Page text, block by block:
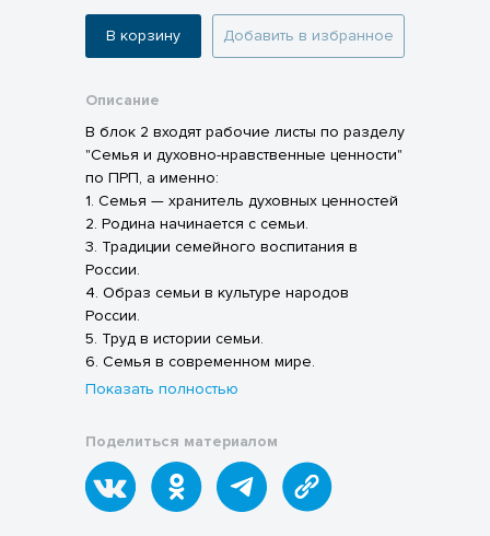
В корзину Добавить в избранное
Описание
В блок 2 входят рабочие листы по разделу
"Семья и духовно-нравственные ценности"
по ПРП, а именно:
1. Семья — хранитель духовных ценностей
2. Родина начинается с семьи.
3. Традиции семейного воспитания в
России.
4. Образ семьи в культуре народов
России.
5. Труд в истории семьи.
6. Семья в современном мире.
Показать полностью
Поделиться материалом